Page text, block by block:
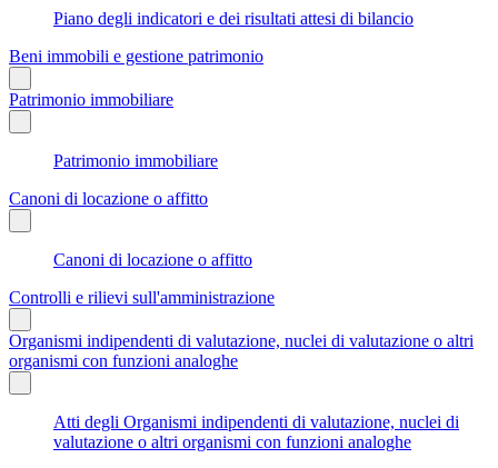
Piano degli indicatori e dei risultati attesi di bilancio
Beni immobili e gestione patrimonio
Patrimonio immobiliare
Patrimonio immobiliare
Canoni di locazione o affitto
Canoni di locazione o affitto
Controlli e rilievi sull'amministrazione
Organismi indipendenti di valutazione, nuclei di valutazione o altri
organismi con funzioni analoghe
Atti degli Organismi indipendenti di valutazione, nuclei di
valutazione o altri organismi con funzioni analoghe